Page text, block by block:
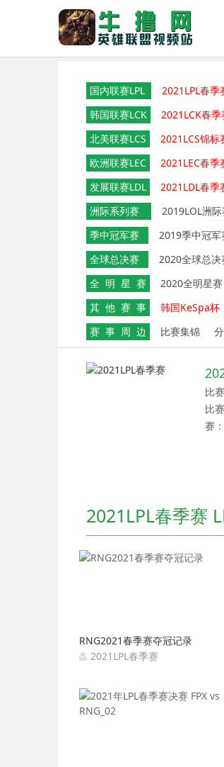
国内联赛LPL 2021LPL春季
韩国联赛LCK
2021LCK春季
北美联赛LCS
2021LCS锦标
欧洲联赛LEC
2021LEC春季
发展联赛LDL
2021LDL春季
洲际系列赛
2019LOL洲
季中冠军赛
2019季中冠军
全球总决赛
2020全球总决
全 明 星 赛
2020全明星赛
其 他 赛 事
韩国KeSpa杯
赛 事 周 边
比赛集锦
比
比
赛
2021LPL春季赛
RNG2021春季赛夺冠记录
2021LPL春季赛